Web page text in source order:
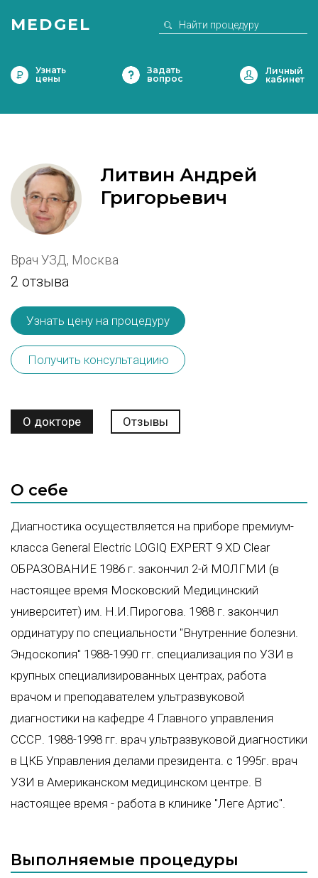
MEDGEL
Узнать
цены
Задать
вопрос
Литвин Андрей
Григорьевич
Врач УЗД, Москва
2 отзыва
Узнать цену на процедуру
Получить консультациию
О докторе Отзывы
О себе
Диагностика осуществляется на приборе премиум-
класса General Electric LOGIQ EXPERT 9 XD Clear
ОБРАЗОВАНИЕ 1986 г. закончил 2-й МОЛГМИ (в
настоящее время Московский Медицинский
университет) им. Н.И.Пирогова. 1988 г. закончил
ординатуру по специальности "Внутренние болезни.
Эндоскопия" 1988-1990 гг. специализация по УЗИ в
крупных специализированных центрах, работа
врачом и преподавателем ультразвуковой
диагностики на кафедре 4 Главного управления
СССР. 1988-1998 гг. врач ультразвуковой диагностики
в ЦКБ Управления делами президента. с 1995г. врач
УЗИ в Американском медицинском центре. В
настоящее время - работа в клинике "Леге Артис".
Выполняемые процедуры